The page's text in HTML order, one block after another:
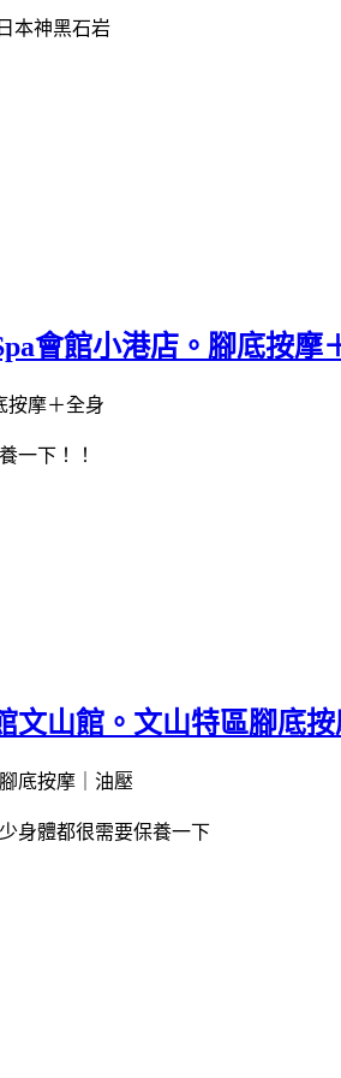
會館小港店。腳底按摩
一下！！
文山館。文山特區腳底
身體都很需要保養一下